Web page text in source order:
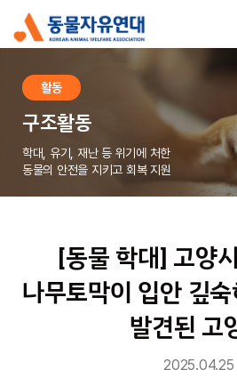
활동
구조활동
학대, 유기, 재난 등 위기에 처한
동물의 안전을 지키고 회복 지원
[동물 학대] 고양
나무토막이 입안 깊
발견된 고
2025.04.25